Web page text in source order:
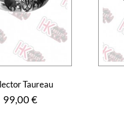
Taureau
Prix
99,00 €